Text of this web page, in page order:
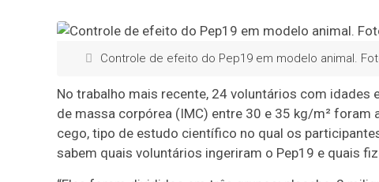
Controle de efeito do Pep19 em modelo animal.
No trabalho mais recente, 24 voluntários com
de massa corpórea (IMC) entre 30 e 35 kg/m²
cego, tipo de estudo científico no qual os
sabem quais voluntários ingeriram o Pep19 e quais